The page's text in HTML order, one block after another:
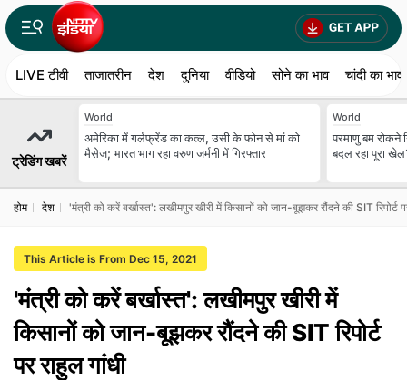
LIVE टीवी ताजातरीन देश दुनिया वीडियो सोने का भाव चांदी का भाव
ट्रेडिंग खबरें
World
अमेरिका में गर्लफ्रेंड का कत्ल, उसी के फोन से मां को
मैसेज; भारत भाग रहा वरुण जर्मनी में गिरफ्तार
World
परमाणु बम
बदल रहा पूरा
होम देश 'मंत्री को करें बर्खास्त': लखीमपुर खीरी में किसानों को जान-बूझकर रौंदने की SIT रिपोर्ट
This Article is From Dec 15, 2021
'मंत्री को करें बर्खास्त': लखीमपुर खीरी में
किसानों को जान-बूझकर रौंदने की SIT रिपोर्ट
पर राहुल गांधी